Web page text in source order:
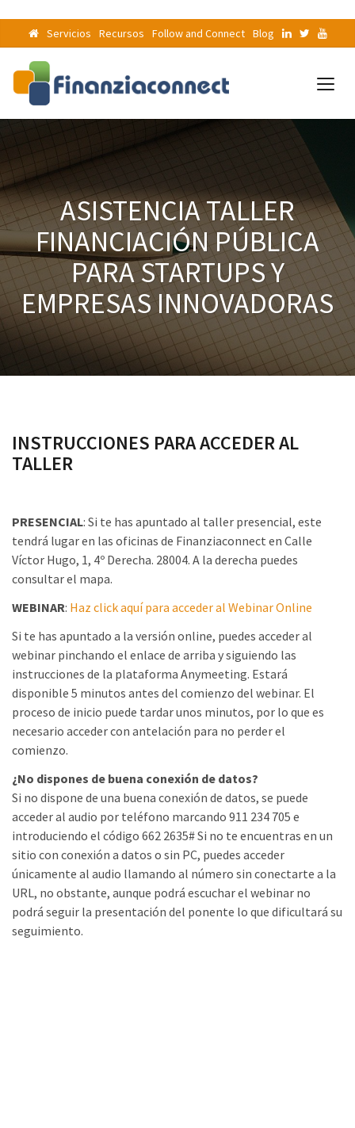
Servicios Recursos Follow and Connect Blog
ASISTENCIA TALLER
FINANCIACIÓN PÚBLICA
PARA STARTUPS Y
EMPRESAS INNOVADORAS
INSTRUCCIONES PARA ACCEDER AL
TALLER
PRESENCIAL: Si te has apuntado al taller presencial, este
tendrá lugar en las oficinas de Finanziaconnect en Calle
Víctor Hugo, 1, 4º Derecha. 28004. A la derecha puedes
consultar el mapa.
WEBINAR: Haz click aquí para acceder al Webinar Online
Si te has apuntado a la versión online, puedes acceder al
webinar pinchando el enlace de arriba y siguiendo las
instrucciones de la plataforma Anymeeting. Estará
disponible 5 minutos antes del comienzo del webinar. El
proceso de inicio puede tardar unos minutos, por lo que es
necesario acceder con antelación para no perder el
comienzo.
¿No dispones de buena conexión de datos?
Si no dispone de una buena conexión de datos, se puede
acceder al audio por teléfono marcando 911 234 705 e
introduciendo el código 662 2635# Si no te encuentras en un
sitio con conexión a datos o sin PC, puedes acceder
únicamente al audio llamando al número sin conectarte a la
URL, no obstante, aunque podrá escuchar el webinar no
podrá seguir la presentación del ponente lo que dificultará su
seguimiento.